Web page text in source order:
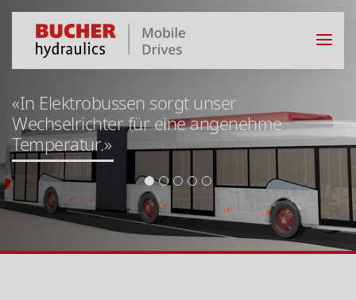
«In Elektrobussen sorgt unser
Wechselrichter für eine angenehme
Temperatur.»